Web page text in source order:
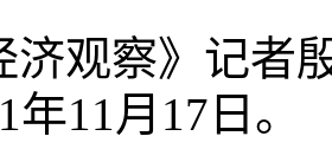
济观察》记者
年11月17日。